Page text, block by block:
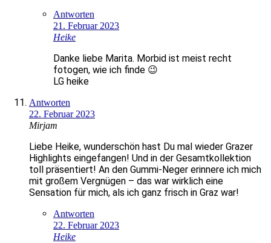
Antworten
21. Februar 2023
Heike
Danke liebe Marita. Morbid ist meist recht
fotogen, wie ich finde 😉
LG heike
Antworten
22. Februar 2023
Mirjam
Liebe Heike, wunderschön hast Du mal wieder Grazer
Highlights eingefangen! Und in der Gesamtkollektion
toll präsentiert! An den Gummi-Neger erinnere ich mich
mit großem Vergnügen – das war wirklich eine
Sensation für mich, als ich ganz frisch in Graz war!
Antworten
22. Februar 2023
Heike